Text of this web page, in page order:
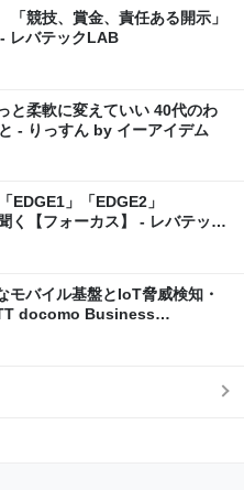
競技、賞金、責任ある開示」
レバテックLAB
と柔軟に変えていい 40代のわ
- りっすん by イーアイデム
EDGE1」「EDGE2」
く【フォーカス】 - レバテック
バイル基盤とIoT脅威検知・
docomo Business